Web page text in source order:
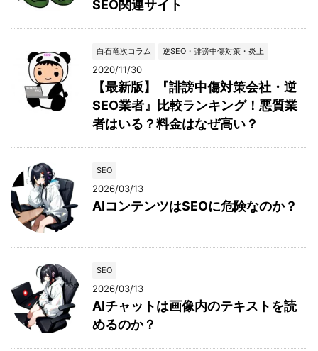
SEO関連サイト
白石竜次コラム 逆SEO・誹謗中傷対策・炎上
2020/11/30
【最新版】『誹謗中傷対策会社・逆
SEO業者』比較ランキング！悪質業
者はいる？料金はなぜ高い？
SEO
2026/03/13
AIコンテンツはSEOに危険なのか？
SEO
2026/03/13
AIチャットは画像内のテキストを読
めるのか？